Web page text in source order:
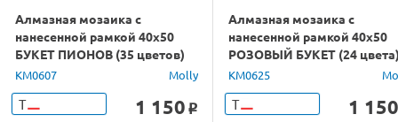
Алмазная мозаика с
нанесенной рамкой 40х50
БУКЕТ ПИОНОВ (35 цветов)
KM0607 Molly
Т 1 150 o
Алмазная мозаика с
нанесенной рамкой 40х50
РОЗОВЫЙ БУКЕТ (24
KM0625
Т 1 150